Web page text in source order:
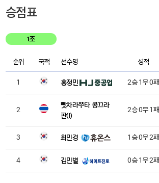
승점표
1조
순위 국적 선수명 성적
1 홍정민 2승 1무 0패
2
빳차라쭈타 콩끄라
판(I)
2승 0무 1패
3 최민경 1승 0무 2패
4 김민별 0승 1무 2패